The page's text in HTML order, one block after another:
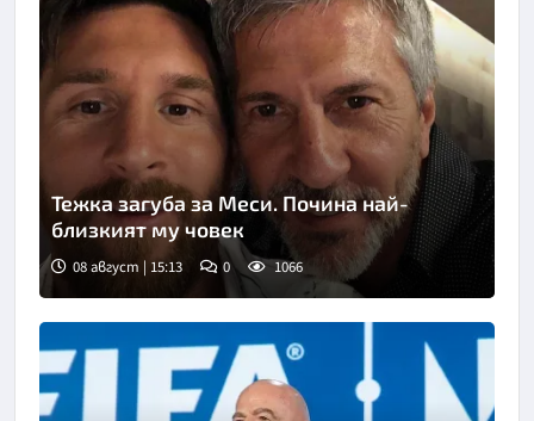
Снимка: Инстаграм
Тежка загуба за Меси. Почина най-
близкият му човек
08 август | 15:13 0 1066